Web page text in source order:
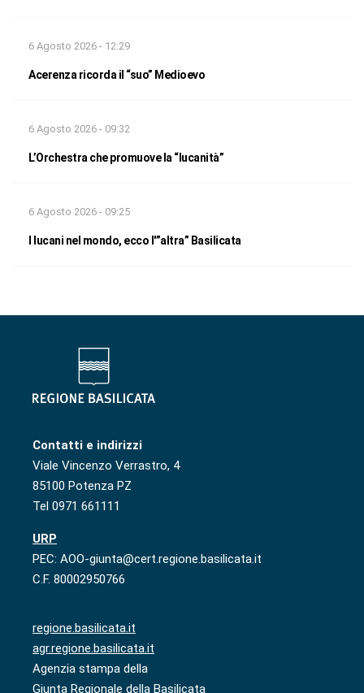
6 Agosto 2026 - 12:29
Acerenza ricorda il “suo” Medioevo
6 Agosto 2026 - 09:32
L’Orchestra che promuove la “lucanità”
6 Agosto 2026 - 09:25
I lucani nel mondo, ecco l'”altra” Basilicata
Contatti e indirizzi
Viale Vincenzo Verrastro, 4
85100 Potenza PZ
Tel 0971 661111
URP
PEC: AOO-giunta@cert.regione.basilicata.it
C.F. 80002950766
regione.basilicata.it
agr.regione.basilicata.it
Agenzia stampa della
Giunta Regionale della Basilicata